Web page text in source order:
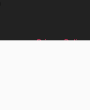
Privacy Policy